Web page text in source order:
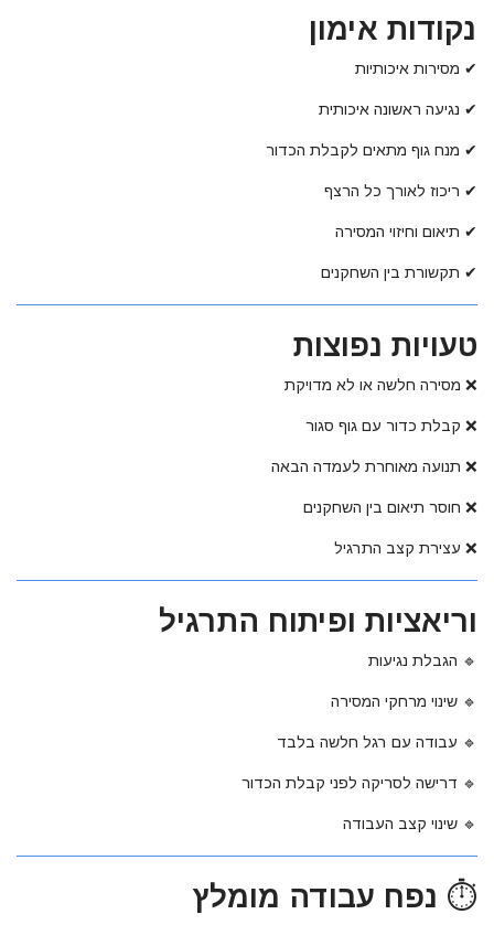
נקודות אימון
✔ מסירות איכותיות
✔ נגיעה ראשונה איכותית
✔ מנח גוף מתאים לקבלת הכדור
✔ ריכוז לאורך כל הרצף
✔ תיאום וחיזוי המסירה
✔ תקשורת בין השחקנים
טעויות נפוצות
❌ מסירה חלשה או לא מדויקת
❌ קבלת כדור עם גוף סגור
❌ תנועה מאוחרת לעמדה הבאה
❌ חוסר תיאום בין השחקנים
❌ עצירת קצב התרגיל
וריאציות ופיתוח התרגיל
🔹 הגבלת נגיעות
🔹 שינוי מרחקי המסירה
🔹 עבודה עם רגל חלשה בלבד
🔹 דרישה לסריקה לפני קבלת הכדור
🔹 שינוי קצב העבודה
⏱ נפח עבודה מומלץ